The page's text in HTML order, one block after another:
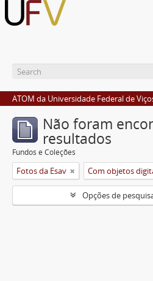
ATOM da Universidade Federal de
Não foram
resultados
Fundos e Coleções
Fotos da Esav Com objetos
Opções de